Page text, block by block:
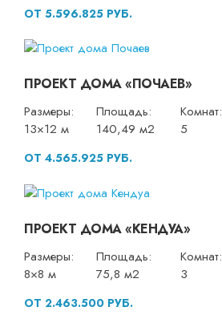
ОТ 5.596.825 РУБ.
ПРОЕКТ ДОМА «ПОЧАЕВ»
Размеры:
13×12 м
Площадь:
140,49 м2
Комнат:
5
ОТ 4.565.925 РУБ.
ПРОЕКТ ДОМА «КЕНДУА»
Размеры:
8×8 м
Площадь:
75,8 м2
Комнат:
3
ОТ 2.463.500 РУБ.